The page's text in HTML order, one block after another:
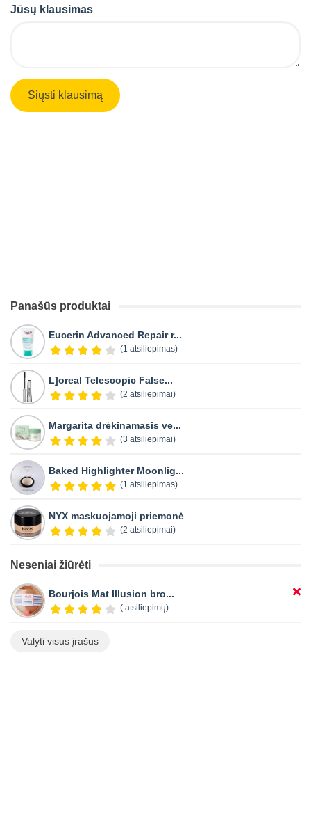
Jūsų klausimas
Panašūs produktai
Eucerin Advanced Repair r...
(1 atsiliepimas)
L]oreal Telescopic False...
(2 atsiliepimai)
Margarita drėkinamasis ve...
(3 atsiliepimai)
Baked Highlighter Moonlig...
(1 atsiliepimas)
NYX maskuojamoji priemonė
(2 atsiliepimai)
Neseniai žiūrėti
Bourjois Mat Illusion bro...
( atsiliepimų)
Valyti visus įrašus